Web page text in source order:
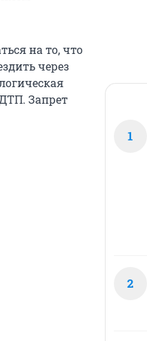
на то, что
через
Запрет
1
2